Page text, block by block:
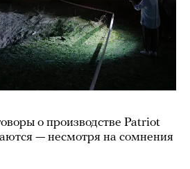
о производстве Patriot
— несмотря на сомнения